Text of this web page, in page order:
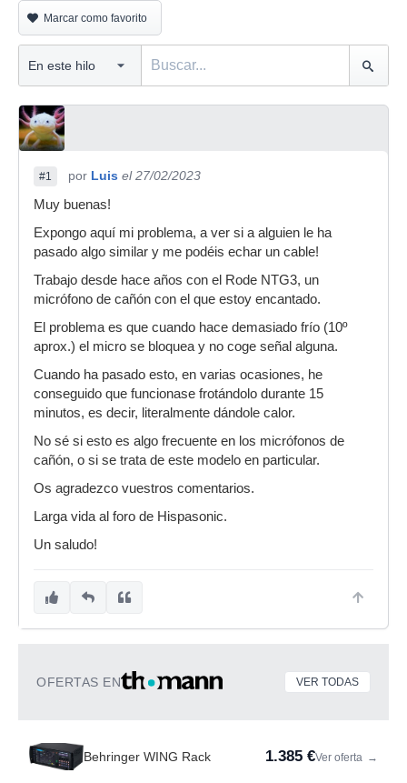
Marcar como favorito
#1 por Luis el 27/02/2023
Muy buenas!
Expongo aquí mi problema, a ver si a alguien le ha
pasado algo similar y me podéis echar un cable!
Trabajo desde hace años con el Rode NTG3, un
micrófono de cañón con el que estoy encantado.
El problema es que cuando hace demasiado frío (10º
aprox.) el micro se bloquea y no coge señal alguna.
Cuando ha pasado esto, en varias ocasiones, he
conseguido que funcionase frotándolo durante 15
minutos, es decir, literalmente dándole calor.
No sé si esto es algo frecuente en los micrófonos de
cañón, o si se trata de este modelo en particular.
Os agradezco vuestros comentarios.
Larga vida al foro de Hispasonic.
Un saludo!
OFERTAS EN VER TODAS
Behringer WING Rack 1.385 €Ver oferta →